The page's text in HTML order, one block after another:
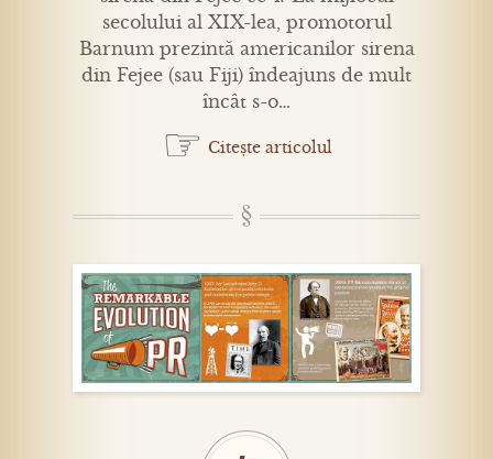
secolului al XIX-lea, promotorul
Barnum prezintă americanilor sirena
din Fejee (sau Fiji) îndeajuns de mult
încât s-o…
☞ Citește articolul